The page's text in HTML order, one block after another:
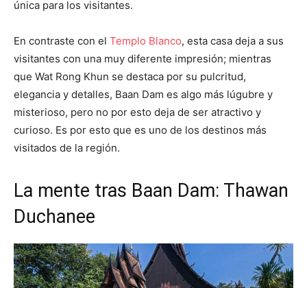
única para los visitantes.
En contraste con el Templo Blanco, esta casa deja a sus
visitantes con una muy diferente impresión; mientras
que Wat Rong Khun se destaca por su pulcritud,
elegancia y detalles, Baan Dam es algo más lúgubre y
misterioso, pero no por esto deja de ser atractivo y
curioso. Es por esto que es uno de los destinos más
visitados de la región.
La mente tras Baan Dam: Thawan
Duchanee